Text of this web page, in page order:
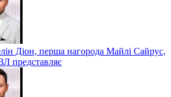
Діон, перша нагорода Майлі Сайрус,
представляє